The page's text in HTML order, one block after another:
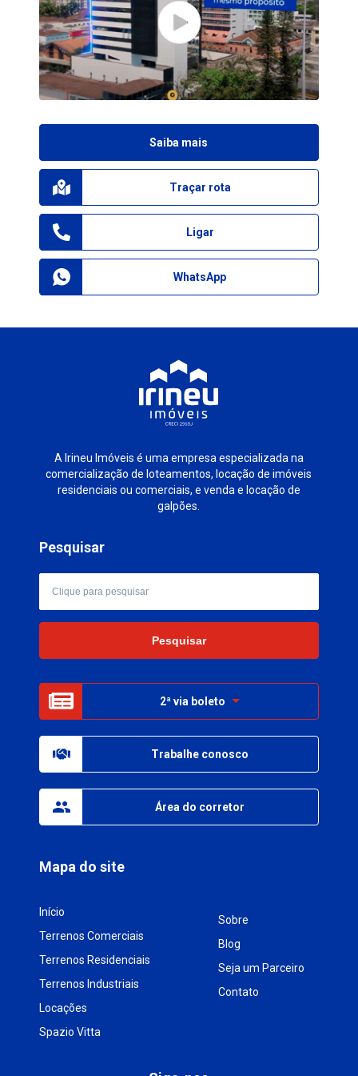
Saiba mais
Traçar rota
Ligar
WhatsApp
A Irineu Imóveis é uma empresa especializada na
comercialização de loteamentos, locação de imóveis
residenciais ou comerciais, e venda e locação de
galpões.
Mapa do site
Início
Terrenos Comerciais
Terrenos Residenciais
Terrenos Industriais
Locações
Spazio Vitta
Sobre
Blog
Seja um Parceiro
Contato
Pesquisar
2ª via boleto
Trabalhe conosco
Área do corretor